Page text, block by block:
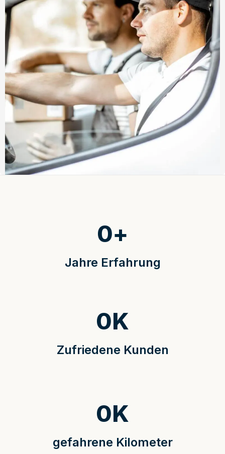
Jahre Erfahrung
0+
Zufriedene Kunden
0K
gefahrene Kilometer
0K